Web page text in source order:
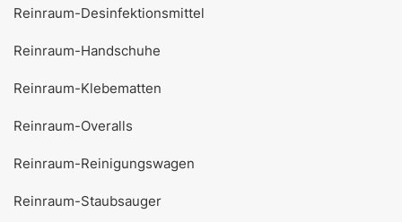
Reinraum-Desinfektionsmittel
Reinraum-Handschuhe
Reinraum-Klebematten
Reinraum-Overalls
Reinraum-Reinigungswagen
Reinraum-Staubsauger